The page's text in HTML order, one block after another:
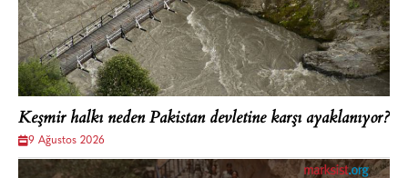
Keşmir halkı neden Pakistan devletine karşı ayaklanıyor?
9 Ağustos 2026